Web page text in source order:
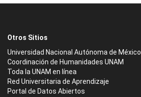
Otros Sitios
Universidad Nacional Autónoma de México
Coordinación de Humanidades UNAM
Toda la UNAM en línea
Red Universitaria de Aprendizaje
Portal de Datos Abiertos